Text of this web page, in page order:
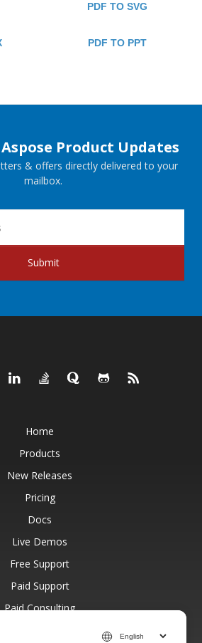
PDF TO SVG
PDF TO PPT
Product Updates
& offers directly delivered to your
mailbox.
Submit
Home
Products
New Releases
Pricing
Docs
Live Demos
Free Support
Paid Support
Paid Consulting